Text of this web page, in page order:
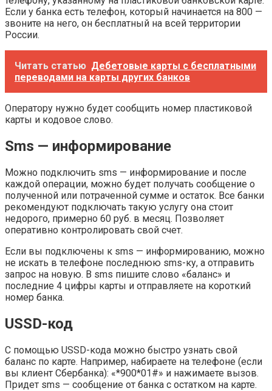
Если у банка есть телефон, который начинается на 800 —
звоните на него, он бесплатный на всей территории
России.
Читать статью Дебетовые карты с бесплатными
переводами на карты других банков
Оператору нужно будет сообщить номер пластиковой
карты и кодовое слово.
Sms — информирование
Можно подключить sms — информирование и после
каждой операции, можно будет получать сообщение о
полученной или потраченной сумме и остаток. Все банки
рекомендуют подключать такую услугу она стоит
недорого, примерно 60 руб. в месяц. Позволяет
оперативно контролировать свой счет.
Если вы подключены к sms — информированию, можно
не искать в телефоне последнюю sms-ку, а отправить
запрос на новую. В sms пишите слово «баланс» и
последние 4 цифры карты и отправляете на короткий
номер банка.
USSD-код
С помощью USSD-кода можно быстро узнать свой
баланс по карте. Например, набираете на телефоне (если
вы клиент Сбербанка): «*900*01#» и нажимаете вызов.
Придет sms — сообщение от банка с остатком на карте.